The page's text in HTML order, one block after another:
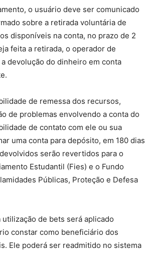
o usuário deve ser comunicado
sobre a retirada voluntária de
disponíveis na conta, no prazo de 2
feita a retirada, o operador de
devolução do dinheiro em conta
de remessa dos recursos,
de problemas envolvendo a conta do
de contato com ele ou sua
uma conta para depósito, em 180 dias
serão revertidos para o
Estudantil (Fies) e o Fundo
Públicas, Proteção e Defesa
utilização de bets será aplicado
constar como beneficiário dos
Ele poderá ser readmitido no sistema